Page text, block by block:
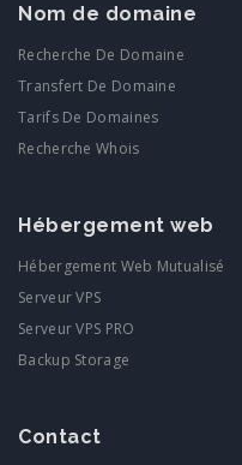
Nom de domaine
Recherche De Domaine
Transfert De Domaine
Tarifs De Domaines
Recherche Whois
Hébergement web
Hébergement Web Mutualisé
Serveur VPS
Serveur VPS PRO
Backup Storage
Contact